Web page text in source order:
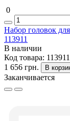
0
Набор головок
113911
В наличии
Код товара: 113911
1 656 грн.
В
Заканчивается